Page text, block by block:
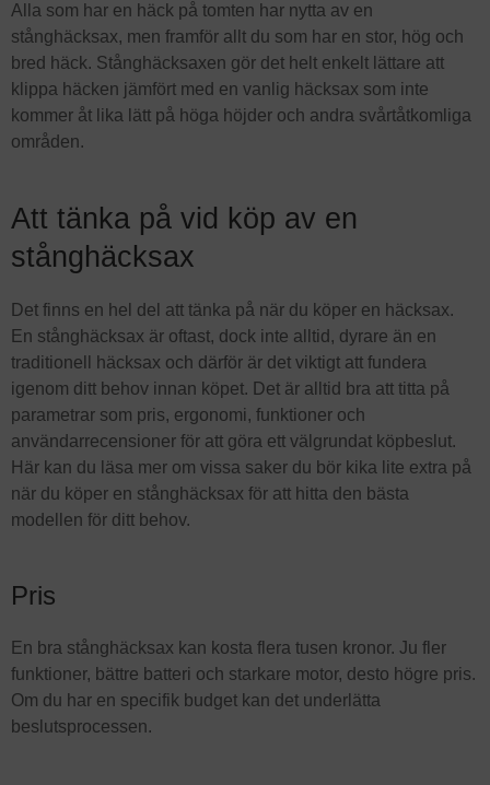
Alla som har en häck på tomten har nytta av en
stånghäcksax, men framför allt du som har en stor, hög och
bred häck. Stånghäcksaxen gör det helt enkelt lättare att
klippa häcken jämfört med en vanlig häcksax som inte
kommer åt lika lätt på höga höjder och andra svårtåtkomliga
områden.
Att tänka på vid köp av en
stånghäcksax
Det finns en hel del att tänka på när du köper en häcksax.
En stånghäcksax är oftast, dock inte alltid, dyrare än en
traditionell häcksax och därför är det viktigt att fundera
igenom ditt behov innan köpet. Det är alltid bra att titta på
parametrar som pris, ergonomi, funktioner och
användarrecensioner för att göra ett välgrundat köpbeslut.
Här kan du läsa mer om vissa saker du bör kika lite extra på
när du köper en stånghäcksax för att hitta den bästa
modellen för ditt behov.
Pris
En bra stånghäcksax kan kosta flera tusen kronor. Ju fler
funktioner, bättre batteri och starkare motor, desto högre pris.
Om du har en specifik budget kan det underlätta
beslutsprocessen.